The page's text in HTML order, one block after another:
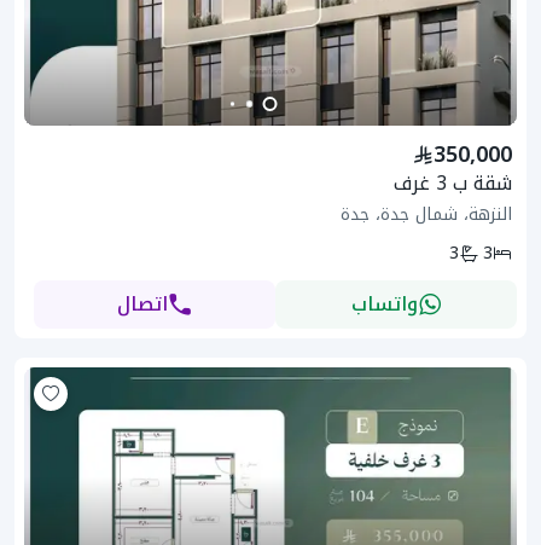
350,000
شقة ب 3 غرف
النزهة، شمال جدة، جدة
3
3
واتساب اتصال